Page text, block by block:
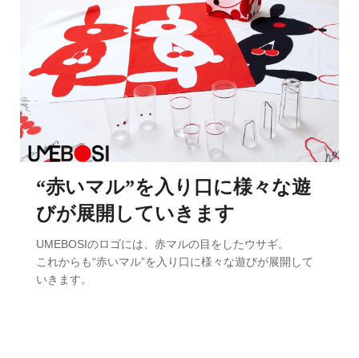
“赤いマル”を入り口に様々な遊
びが展開していきます
UMEBOSIのロゴには、赤マルの目をしたウサギ。
これからも“赤いマル”を入り口に様々な遊びが展開して
いきます。